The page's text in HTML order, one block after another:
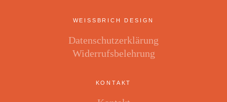
WEISSBRICH DESIGN
Datenschutzerklärung
Widerrufsbelehrung
KONTAKT